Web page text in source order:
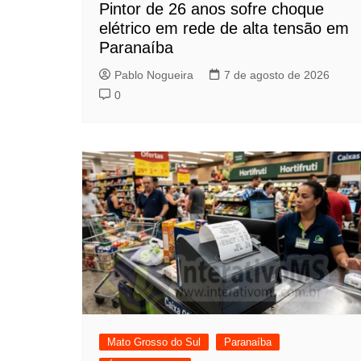
Pintor de 26 anos sofre choque
elétrico em rede de alta tensão em
Paranaíba
Pablo Nogueira
7 de agosto de 2026
0
Mato Grosso do Sul
Paranaíba